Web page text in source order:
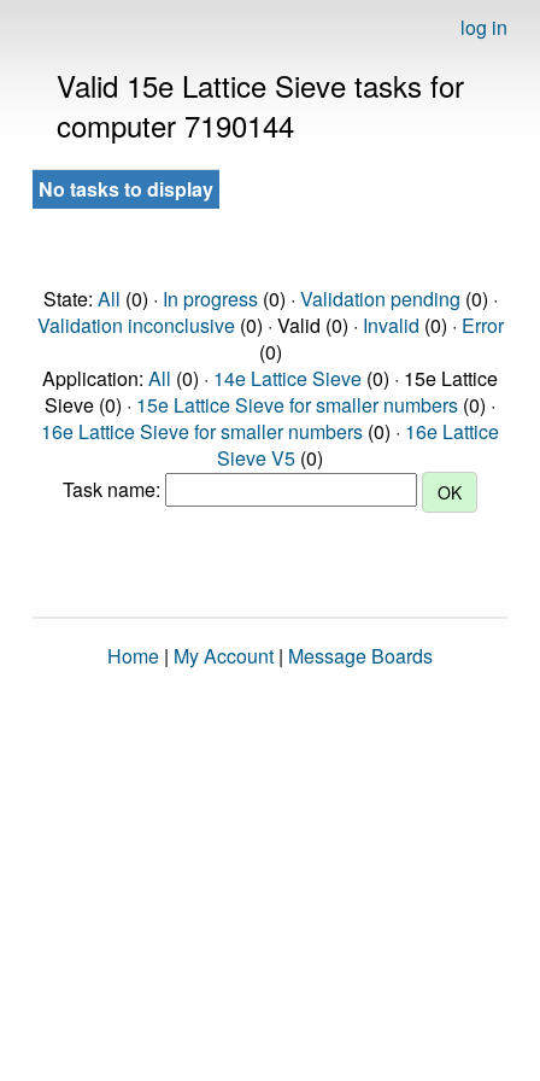
log in
Valid 15e Lattice Sieve tasks for
computer 7190144
No tasks to display
State: All (0) · In progress(0) · Validation pending (0) ·
Validation inconclusive(0) · Valid (0) · Invalid (0) · Error
(0)
Application: All (0) · 14e Lattice Sieve (0) · 15e Lattice
Sieve (0) · 15e Lattice Sieve for smaller numbers (0) ·
16e Lattice Sieve for smaller numbers (0) · 16e Lattice
Sieve V5 (0)
Task name:
Home | My Account | Message Boards